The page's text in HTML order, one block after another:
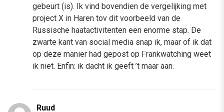
gebeurt (is). Ik vind bovendien de vergelijking met
project X in Haren tov dit voorbeeld van de
Russische haatactivitenten een enorme stap. De
zwarte kant van social media snap ik, maar of ik dat
op deze manier had gepost op Frankwatching weet
ik niet. Enfin: ik dacht ik geeft ’t maar aan.
Ruud